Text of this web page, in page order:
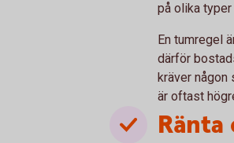
på olika
En tumregel
därför
kräver någon
är oftast